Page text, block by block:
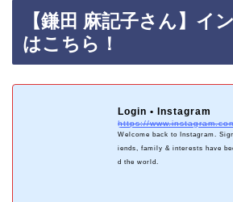
【鎌田 麻記子さん】イ
はこちら！
Login • Instagram
https://
Welcome back to Instagram.
iends, family & interests have
d the world.